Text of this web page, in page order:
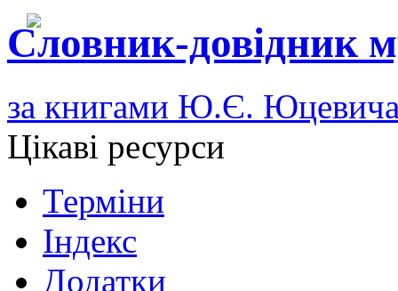
Словник-довідник
за книгами Ю.Є.
Цікаві ресурси
Терміни
Індекс
Додатки